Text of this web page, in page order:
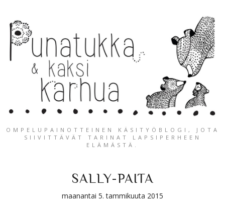
OMPELUPAINOTTEINEN KÄSITYÖBLOGI, JOTA
SIIVITTÄVÄT TARINAT LAPSIPERHEEN
ELÄMÄSTÄ.
SALLY-PAITA
maanantai 5. tammikuuta 2015